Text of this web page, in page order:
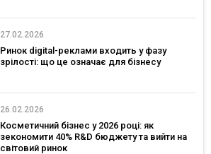
27.02.2026
Ринок digital-реклами входить у фазу
зрілості: що це означає для бізнесу
26.02.2026
Косметичний бізнес у 2026 році: як
зекономити 40% R&D бюджету та вийти на
світовий ринок